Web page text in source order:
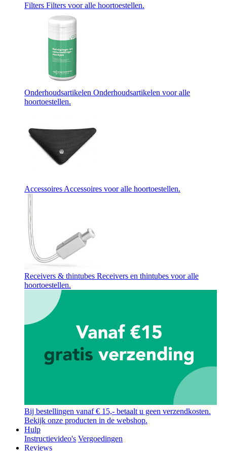
Filters Filters voor alle hoortoestellen.
Onderhoudsartikelen Onderhoudsartikelen voor alle
hoortoestellen.
Accessoires Accessoires voor alle hoortoestellen.
Receivers & thintubes Receivers en thintubes voor alle
hoortoestellen.
Bij bestellingen vanaf € 15,- betaalt u geen verzendkosten.
Bekijk onze producten in de webshop.
Hulp
Instructievideo's Vergoedingen
Reviews